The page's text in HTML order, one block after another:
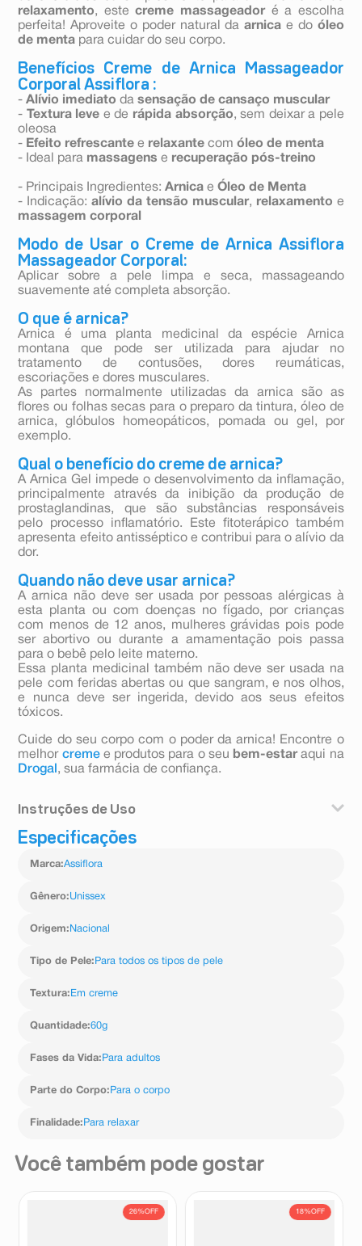
relaxamento, estecreme massageadoré a escolha
perfeita! Aproveite o poder natural daarnica e do óleo
de menta para cuidar do seu corpo.
Benefícios Creme de Arnica Massageador
Corporal Assiflora :
-Alívio imediato dasensação de cansaço muscular
-
Textura leve e de rápida absorção, sem deixar a pele
oleosa
- Efeito refrescante e relaxante comóleo de menta
- Ideal para massagens e recuperação pós-treino
- Principais Ingredientes:Arnica eÓleo de Menta
- Indicação:alívio da tensão muscular, relaxamento e
massagem corporal
Modo de Usar o Creme de Arnica Assiflora
Massageador Corporal:
Aplicar sobre a pele limpa e seca, massageando
suavemente até completa absorção.
O que é arnica?
Arnica é uma planta medicinal da espécie Arnica
montana que pode ser utilizada para ajudar no
tratamento de contusões, dores reumáticas,
escoriações e dores musculares.
As partes normalmente utilizadas da arnica são as
flores ou folhas secas para o preparo da tintura, óleo de
arnica, glóbulos homeopáticos, pomada ou gel, por
exemplo.
Qual o benefício do creme de arnica?
A Arnica Gel impede o desenvolvimento da inflamação,
principalmente através da inibição da produção de
prostaglandinas, que são substâncias responsáveis
pelo processo inflamatório. Este fitoterápico também
apresenta efeito antisséptico e contribui para o alívio da
dor.
Quando não deve usar arnica?
A arnica não deve ser usada por pessoas alérgicas à
esta planta ou com doenças no fígado, por crianças
com menos de 12 anos, mulheres grávidas pois pode
ser abortivo ou durante a amamentação pois passa
para o bebê pelo leite materno.
Essa planta medicinal também não deve ser usada na
pele com feridas abertas ou que sangram, e nos olhos,
e nunca deve ser ingerida, devido aos seus efeitos
tóxicos.
Cuide do seu corpo com o poder da arnica! Encontre o
melhor cremee produtos para o seu bem-estaraqui na
Drogal , sua farmácia de confiança.
Instruções de Uso
Aplicar sobre a pele limpa e seca, massageando
Especificações
Marca:Assiflora
Gênero:Unissex
Origem: Nacional
Tipo de Pele: Para todos os tipos de pele
Textura: Em creme
Quantidade:60g
Fases da Vida: Para adultos
Parte do Corpo: Para o corpo
Finalidade: Para relaxar
Você também pode gostar
26%OFF 18%OFF